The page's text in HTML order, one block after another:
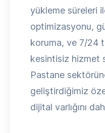
yükleme süreleri
optimizasyonu,
koruma, ve 7/24
kesintisiz hizmet
Pastane
geliştirdiğimiz
dijital varlığını